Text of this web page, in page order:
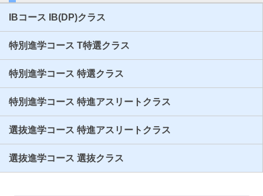
ブックマークした学校
IBコース IB(DP)クラス
特別進学コース T特選クラス
特別進学コース 特選クラス
特別進学コース 特進アスリートクラス
選抜進学コース 特進アスリートクラス
選抜進学コース 選抜クラス